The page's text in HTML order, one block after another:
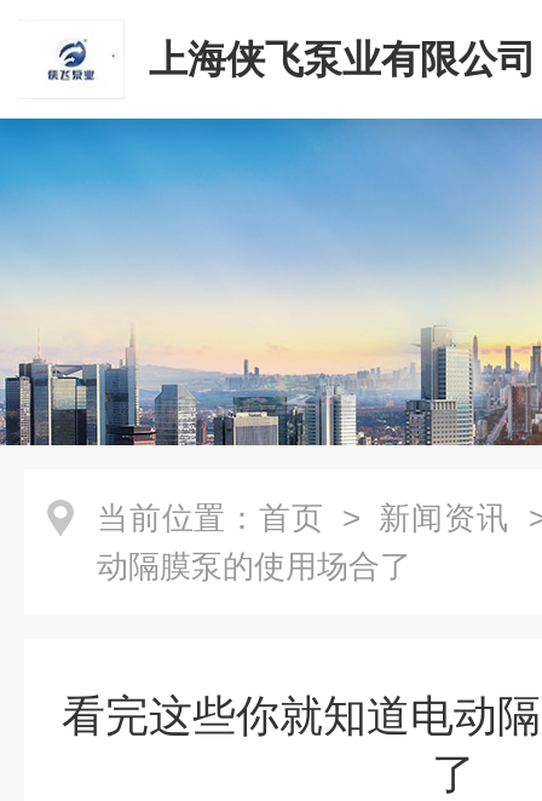
上海侠飞泵业有限公司
当前位置： 首页 > 新闻资讯
动隔膜泵的使用场合了
看完这些你就知道电动
了